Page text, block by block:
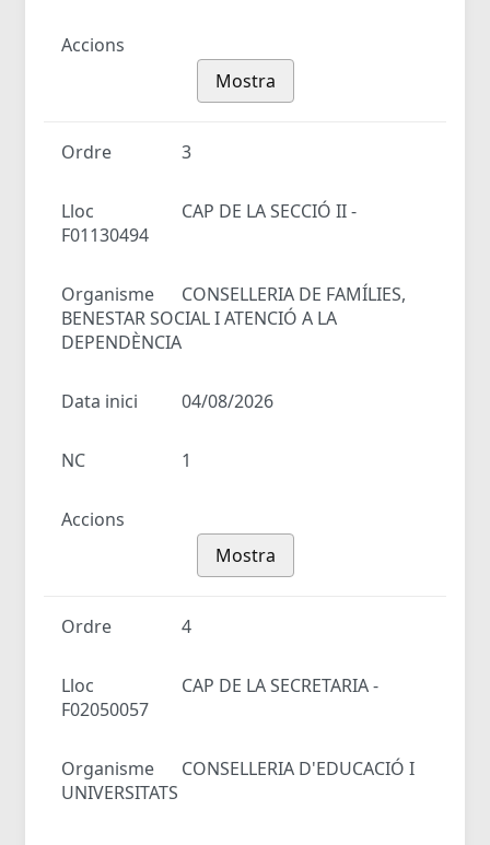
Accions
Mostra
Ordre 3
Lloc
CAP DE LA SECCIÓ II -
F01130494
Organisme
CONSELLERIA DE FAMÍLIES,
BENESTAR SOCIAL I ATENCIÓ A LA
DEPENDÈNCIA
Data inici 04/08/2026
NC 1
Accions
Mostra
Ordre 4
Lloc
CAP DE LA SECRETARIA -
F02050057
Organisme
CONSELLERIA D'EDUCACIÓ I
UNIVERSITATS